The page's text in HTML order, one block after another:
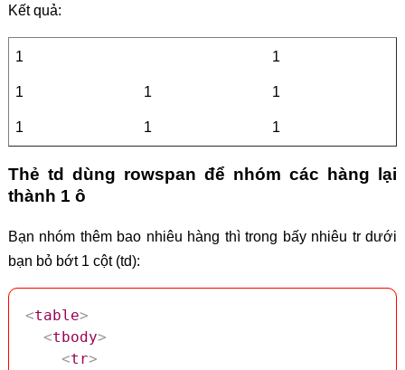
Kết quả:
1 1
1 1 1
1 1 1
Thẻ td dùng rowspan để nhóm các hàng lại
thành 1 ô
Bạn nhóm thêm bao nhiêu hàng thì trong bấy nhiêu tr dưới
bạn bỏ bớt 1 cột (td):
<table>
<tbody>
<tr>